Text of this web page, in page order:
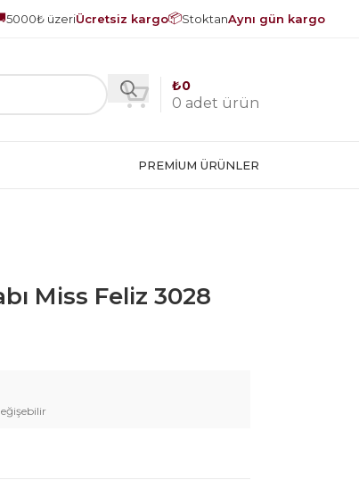
5000₺ üzeriÜcretsiz kargo📦StoktanAynı gün kargo
0 adet ürün
₺0
PREMIUM ÜRÜNLER
Miss Feliz 3028